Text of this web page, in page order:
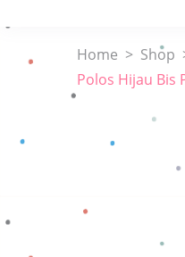
Home > Shop
Polos Hijau Bis